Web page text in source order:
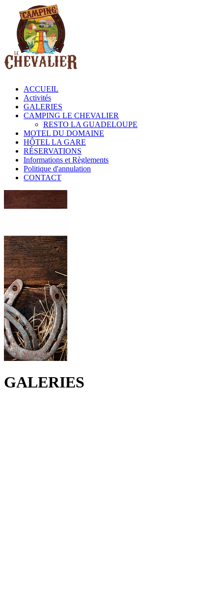
ACCUEIL
Activités
GALERIES
CAMPING LE CHEVALIER
RESTO LA GUADELOUPE
MOTEL DU DOMAINE
HÔTEL LA GARE
RÉSERVATIONS
Informations et Règlements
Politique d'annulation
CONTACT
GALERIES